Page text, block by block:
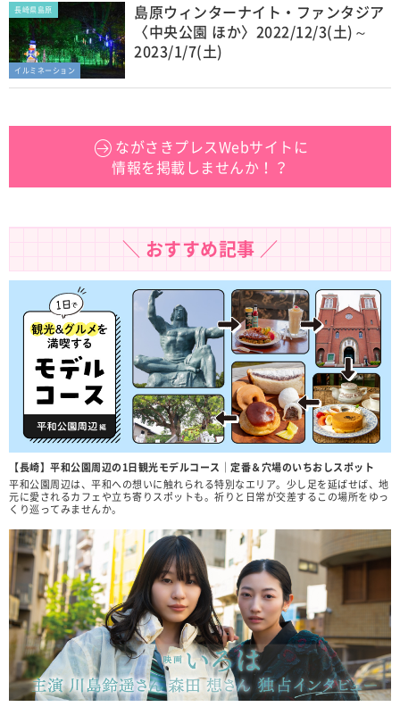
長崎県島原
イルミネーション
島原ウィンターナイト・ファンタジア
〈中央公園 ほか〉2022/12/3(土)～
2023/1/7(土)
ながさきプレスWebサイトに
情報を掲載しませんか！？
＼ おすすめ記事 ／
【長崎】平和公園周辺の1日観光モデルコース｜定番＆穴場のいちおしスポット
平和公園周辺は、平和への想いに触れられる特別なエリア。少し足を延ばせば、地
元に愛されるカフェや立ち寄りスポットも。祈りと日常が交差するこの場所をゆっ
くり巡ってみませんか。